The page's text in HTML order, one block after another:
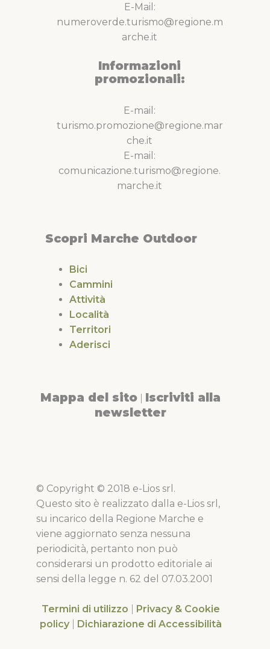
E-Mail:
numeroverde.turismo@regione.m
arche.it
Informazioni
promozionali:
E-mail:
turismo.promozione@regione.mar
che.it
E-mail:
comunicazione.turismo@regione.
marche.it
Scopri Marche Outdoor
Bici
Cammini
Attività
Località
Territori
Aderisci
Mappa del sito Iscriviti alla
newsletter
© Copyright © 2018 e-Lios srl.
Questo sito è realizzato dalla e-Lios srl,
su incarico della Regione Marche e
viene aggiornato senza nessuna
periodicità, pertanto non può
considerarsi un prodotto editoriale ai
sensi della legge n. 62 del 07.03.2001
Termini di utilizzo
Privacy & Cookie
policy
Dichiarazione di Accessibilità